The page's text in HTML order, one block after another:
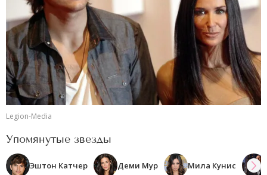
Legion-Media
Упомянутые звезды
Эштон Катчер Деми Мур Мила Кунис